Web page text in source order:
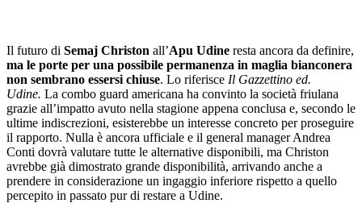
Il futuro di Semaj Christon all’Apu Udine resta ancora da definire,
ma le porte per una possibile permanenza in maglia bianconera
non sembrano essersi chiuse. Lo riferisce Il Gazzettino ed.
Udine. La combo guard americana ha convinto la società friulana
grazie all’impatto avuto nella stagione appena conclusa e, secondo le
ultime indiscrezioni, esisterebbe un interesse concreto per proseguire
il rapporto. Nulla è ancora ufficiale e il general manager Andrea
Conti dovrà valutare tutte le alternative disponibili, ma Christon
avrebbe già dimostrato grande disponibilità, arrivando anche a
prendere in considerazione un ingaggio inferiore rispetto a quello
percepito in passato pur di restare a Udine.